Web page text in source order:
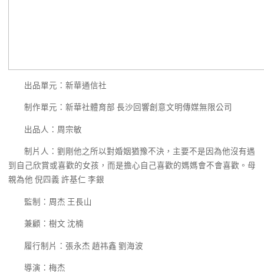
出品單元：新華通信社
制作單元：新華社體育部 長沙回響創意文明傳媒無限公司
出品人：周宗敏
制片人：劉剛他之所以對婚姻猶豫不決，主要不是因為他沒有遇
到自己欣賞或喜歡的女孩，而是擔心自己喜歡的媽媽會不會喜歡。母
親為他 倪四義 許基仁 李銀
監制：周杰 王長山
兼顧：樹文 沈楠
履行制片：張永杰 趙祎鑫 劉海波
導演：梅杰